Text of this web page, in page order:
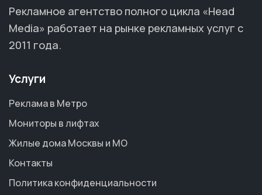
Рекламное агентство полного цикла «Head
Media» работает на рынке рекламных услуг с
2011 года.
Услуги
Реклама в Метро
Мониторы в лифтах
Жилые дома Москвы и МО
Контакты
Политика конфиденциальности